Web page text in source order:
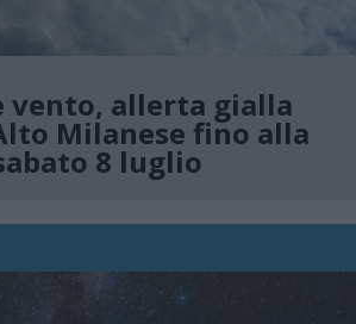
vento, allerta gialla
Milanese fino alla
8 luglio